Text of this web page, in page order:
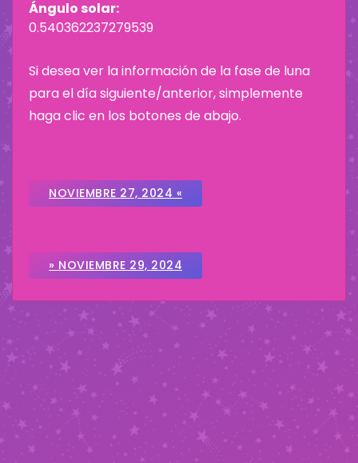
Ángulo solar:
0.540362237279539
Si desea ver la información de la fase de luna
para el día siguiente/anterior, simplemente
haga clic en los botones de abajo.
NOVIEMBRE 27, 2024 «
» NOVIEMBRE 29, 2024